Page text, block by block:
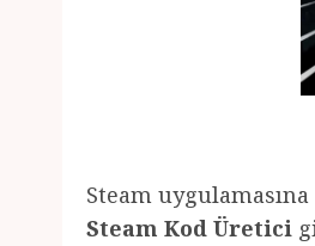
Steam
Steam Kod Üretici